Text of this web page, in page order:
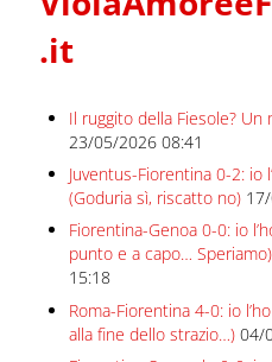
.it
Il ruggito della Fiesole? Un
23/05/2026 08:41
Juventus-Fiorentina 0-2: io
(Goduria sì, riscatto no)
Fiorentina-Genoa 0-0: io
punto e a capo… Speriamo)
15:18
Roma-Fiorentina 4-0: io
alla fine dello strazio…) 04/